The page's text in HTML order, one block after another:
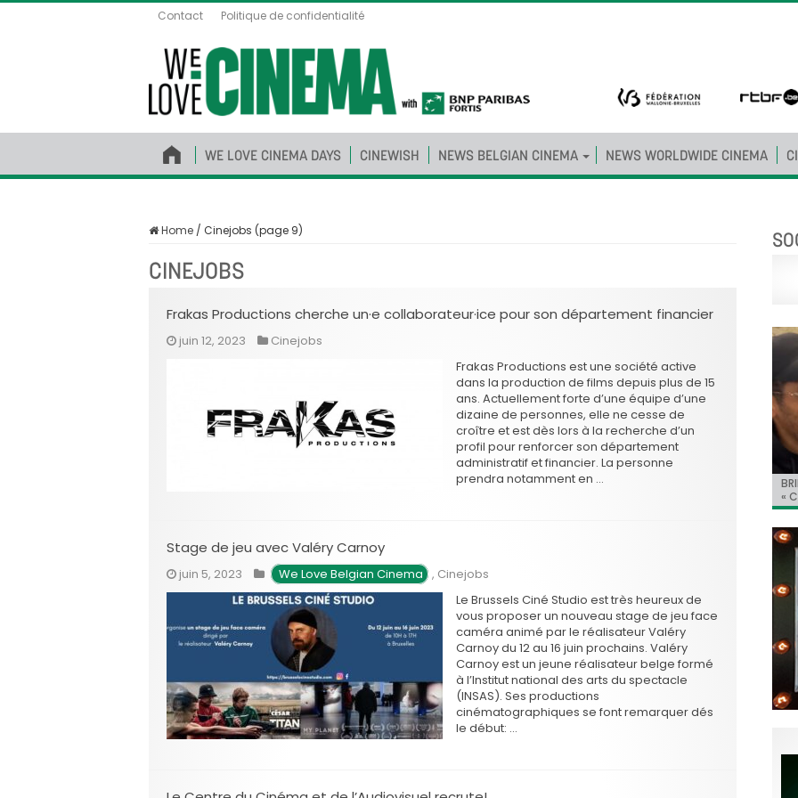
Contact Politique de confidentialité
WE LOVE CINEMA DAYS CINEWISH NEWS BELGIAN CINEMA NEWS WORLDWIDE CINEMA
Home / Cinejobs (page 9)
CINEJOBS
Frakas Productions cherche un·e collaborateur·ice pour son département financier
juin 12, 2023
Cinejobs
Frakas Productions est une société active
dans la production de films depuis plus de 15
ans. Actuellement forte d’une équipe d’une
dizaine de personnes, elle ne cesse de
croître et est dès lors à la recherche d’un
profil pour renforcer son département
administratif et financier. La personne
prendra notamment en …
Stage de jeu avec Valéry Carnoy
juin 5, 2023 We Love Belgian Cinema , Cinejobs
Le Brussels Ciné Studio est très heureux de
vous proposer un nouveau stage de jeu face
caméra animé par le réalisateur Valéry
Carnoy du 12 au 16 juin prochains. Valéry
Carnoy est un jeune réalisateur belge formé
à l’Institut national des arts du spectacle
(INSAS). Ses productions
cinématographiques se font remarquer dés
le début: …
«
du
«